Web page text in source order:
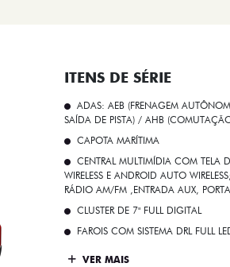
ITENS DE SÉRIE
ADAS: AEB (FRENAGEM
SAÍDA DE PISTA) / AHB
CAPOTA MARÍTIMA
CENTRAL MULTIMÍDIA COM TELA
WIRELESS E ANDROID AUTO
RÁDIO AM/FM ,ENTRADA AUX,
CLUSTER DE 7" FULL DIGITAL
FAROIS COM SISTEMA DRL FULL
VER MAIS